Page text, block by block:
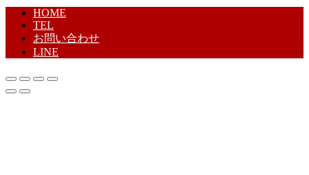
HOME
TEL
お問い合わせ
LINE